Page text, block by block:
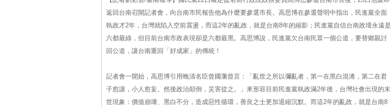
返回台南召開記者會，向台南市民報告他為什麼要參選市長。高思博在參選聲明中指出，民進黨全面
執政才2年，台灣就陷入空前震盪，而這2年的亂政，就是台南8年的縮影；民進黨自信台南政壇永遠是
六都最綠，但目前台南市政表現卻是六都最黑。高思博說，民進黨欠台南民眾一個公道，要替鄉親討
回公道，讓台南重回「好成家」的傳統！
記者會一開始，高思博引用晚清名臣曾國藩曾言：「亂世之所以彌亂者，第一在黑白混淆，第二在君
子愈讓，小人愈妄。然後政治顛倒，災害從之。」來形容目前民進黨執政滿2年後，台灣社會出現的末
世現象：價值崩壞、黑白不分，造成惡性循環，善良之士更加退縮沉默。而這2年的亂政，就是台南8